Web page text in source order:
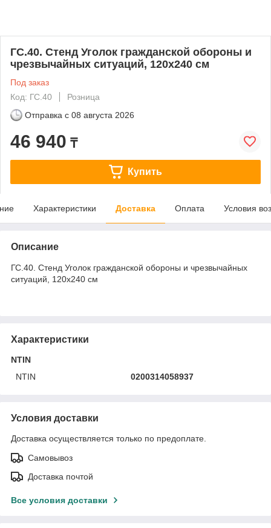
ГС.40. Стенд Уголок гражданской обороны и
чрезвычайных ситуаций, 120х240 см
Под заказ
Код: ГС.40
Розница
Отправка с 08 августа 2026
46 940 ₸
Купить
Характеристики Доставка Оплата Условия
Описание
ГС.40. Стенд Уголок гражданской обороны и чрезвычайных
ситуаций, 120х240 см
Характеристики
NTIN
NTIN
0200314058937
Условия доставки
Доставка осуществляется только по предоплате.
Самовывоз
Доставка почтой
Все условия доставки